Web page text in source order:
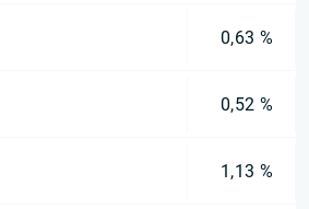
0,63 %
0,52 %
1,13 %